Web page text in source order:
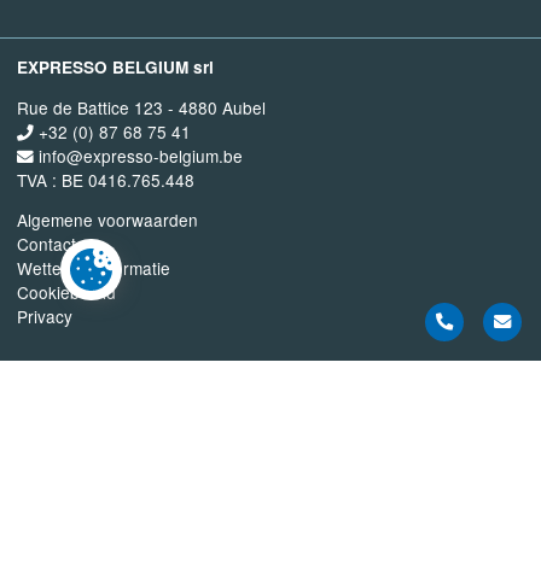
EXPRESSO BELGIUM srl
Rue de Battice 123 - 4880 Aubel
+32 (0) 87 68 75 41
info@expresso-belgium.be
TVA : BE 0416.765.448
Algemene voorwaarden
Contact
Wettelijke informatie
Cookiebeleid
Privacy